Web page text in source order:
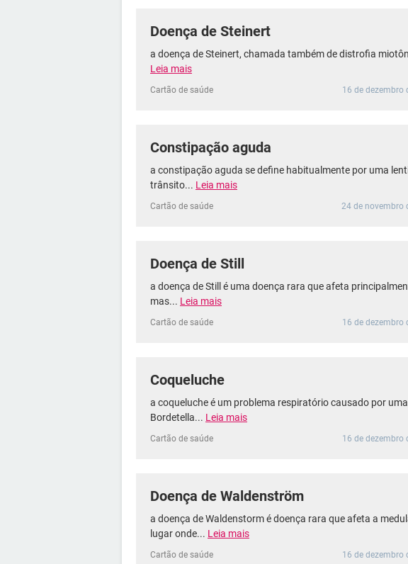
Doença de Steinert
a doença de Steinert, chamada também de distrofia
Leia mais
Cartão de saúde 16 de dezembro
Constipação aguda
a constipação aguda se define habitualmente por uma
trânsito... Leia mais
Cartão de saúde 24 de novembro
Doença de Still
a doença de Still é uma doença rara que afeta
mas... Leia mais
Cartão de saúde 16 de dezembro
Coqueluche
a coqueluche é um problema respiratório causado por
Bordetella... Leia mais
Cartão de saúde 16 de dezembro
Doença de Waldenström
a doença de Waldenstorm é doença rara que afeta a
lugar onde... Leia mais
Cartão de saúde 16 de dezembro